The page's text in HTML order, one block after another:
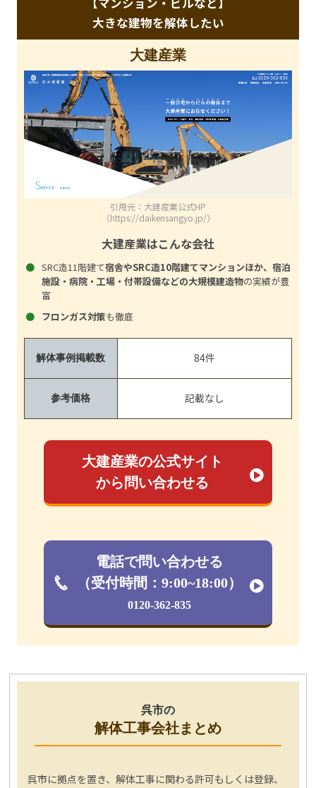
大きな建物を解体したい
大建産業
引用元：大建産業公式HP
（https://daikensangyo.jp/）
大建産業はこんな会社
SRC造11階建て宿舎やSRC造10階建てマンションほか、宿泊
施設・病院・工場・付帯設備などの大規模建造物の実績が豊
富
フロンガス対策も徹底
解体事例掲載数 84件
参考価格 記載なし
大建産業の公式サイト
から問い合わせる
電話で問い合わせる
（受付時間：9:00~18:00）
0120-362-835
呉市の
解体工事会社まとめ
呉市に拠点を置き、解体工事に関わる許可もしくは登録、